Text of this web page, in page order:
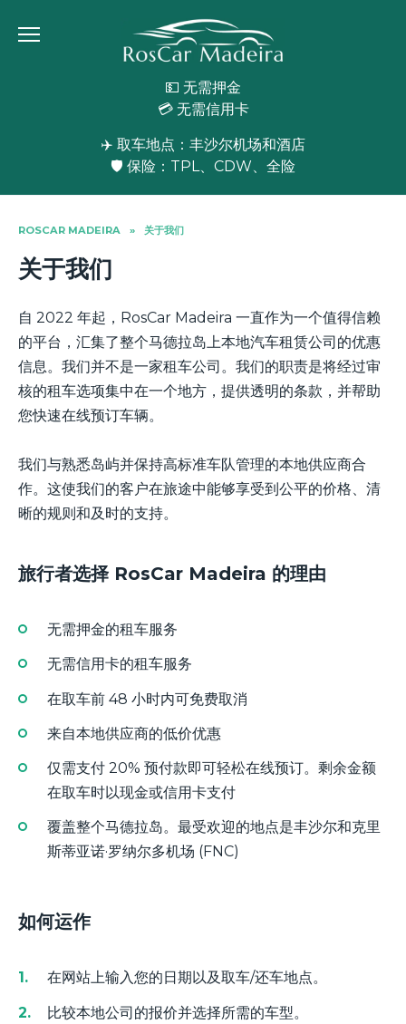
💵 无需押金
💳 无需信用卡
✈️ 取车地点：丰沙尔机场和酒店
🛡️ 保险：TPL、CDW、全险
ROSCAR MADEIRA » 关于我们
关于我们
自 2022 年起，RosCar Madeira 一直作为一个值得信赖
的平台，汇集了整个马德拉岛上本地汽车租赁公司的优惠
信息。我们并不是一家租车公司。我们的职责是将经过审
核的租车选项集中在一个地方，提供透明的条款，并帮助
您快速在线预订车辆。
我们与熟悉岛屿并保持高标准车队管理的本地供应商合
作。这使我们的客户在旅途中能够享受到公平的价格、清
晰的规则和及时的支持。
旅行者选择 RosCar Madeira 的理由
无需押金的租车服务
无需信用卡的租车服务
在取车前 48 小时内可免费取消
来自本地供应商的低价优惠
仅需支付 20% 预付款即可轻松在线预订。剩余金额
在取车时以现金或信用卡支付
覆盖整个马德拉岛。最受欢迎的地点是丰沙尔和克里
斯蒂亚诺·罗纳尔多机场 (FNC)
如何运作
在网站上输入您的日期以及取车/还车地点。
比较本地公司的报价并选择所需的车型。